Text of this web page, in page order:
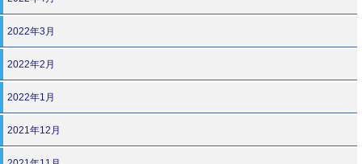
2022年3月
2022年2月
2022年1月
2021年12月